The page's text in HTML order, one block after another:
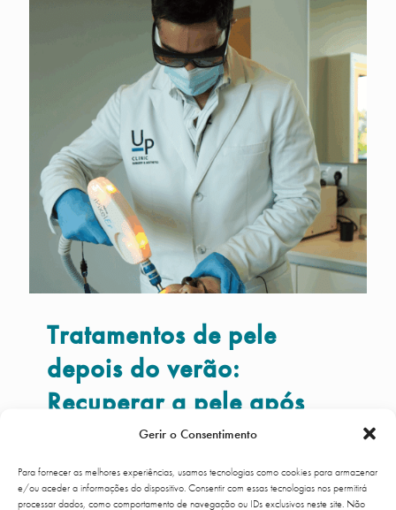
Gerir o Consentimento
Para fornecer as melhores experiências, usamos tecnologias como cookies para armazenar
e/ou aceder a informações do dispositivo. Consentir com essas tecnologias nos permitirá
processar dados, como comportamento de navegação ou IDs exclusivos neste site. Não
Tratamentos de pele
depois do verão:
Recuperar a pele após
excessos
Tratamentos de pele depois do verão definido
em consulta de medicina estética para